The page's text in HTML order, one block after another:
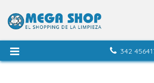
342